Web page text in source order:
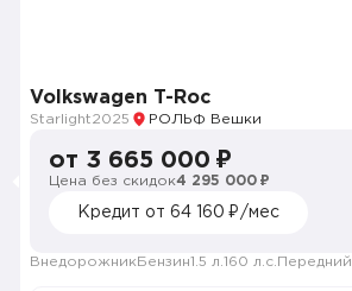
Volkswagen T-Roc
Starlight2025 РОЛЬФ Вешки
от 3 665 000 ₽
Цена без скидок4 295 000 ₽
Кредит от 64 160 ₽/мес
Внедорожник Бензин1.5 л. 160 л.с. Передний